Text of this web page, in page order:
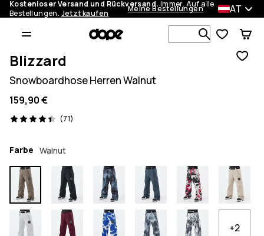
Kostenloser Versand und Rückversand. Immer. Auf alle
Bestellungen. Jetzt kaufen Meine Bestellungen AT
Blizzard
Snowboardhose Herren Walnut
159,90 €
(71)
71 Reviews, 4.4/5
Farbe Walnut
+2